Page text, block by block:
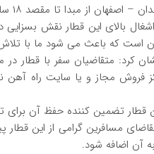
از مبدا تا مقصد ۱۸ ساعت است.
بالاي اين قطار نقش
است كه باعث مي شود ما با
كرد: متقاضيان سفر با قطار
فروش مجاز و يا سايت راه ‌آهن
قطار تضمين كننده حفظ آن براي
تقاضاي مسافرين گرامي از اين
آن اضافه شود.